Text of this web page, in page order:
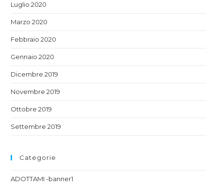
Luglio 2020
Marzo 2020
Febbraio 2020
Gennaio 2020
Dicembre 2019
Novembre 2019
Ottobre 2019
Settembre 2019
Categorie
ADOTTAMI -banner1